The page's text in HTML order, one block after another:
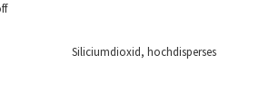
Siliciumdioxid, hochdisperses